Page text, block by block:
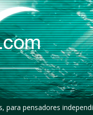
para pensadores